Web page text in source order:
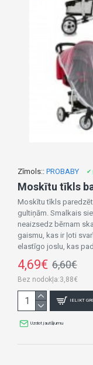
Zīmols:: PROBABY ✔
Moskītu tīkls
gultiņām. Smalkais
neaizsedz bērnam
gaismu, kas ir ļoti
elastīgo joslu, kas
4,69€ 6,60€
Bez nodokļa:3,88€
IELIKT
Uzdot jautājumu